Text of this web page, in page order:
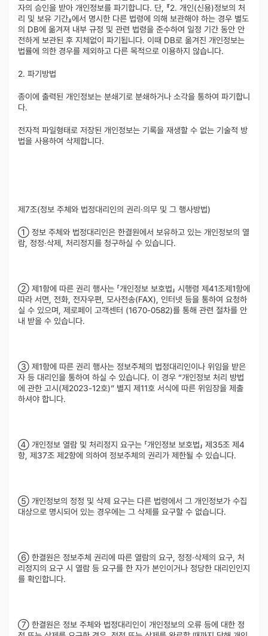
자의 승인을 받아 개인정보를 파기합니다. 단, 『2. 개인(신용)정보의 처
리 및 보유 기간』에서 명시한 다른 법령에 의해 보관해야 하는 경우 별도
의 DB에 옮겨져 내부 규정 및 관련 법령을 준수하여 일정 기간 동안 안
전하게 보관된 후 지체없이 파기됩니다. 이때 DB로 옮겨진 개인정보는
법률에 의한 경우를 제외하고 다른 목적으로 이용하지 않습니다.
2. 파기방법
종이에 출력된 개인정보는 분쇄기로 분쇄하거나 소각을 통하여 파기합니
다.
전자적 파일형태로 저장된 개인정보는 기록을 재생할 수 없는 기술적 방
법을 사용하여 삭제합니다.
제7조(정보 주체와 법정대리인의 권리·의무 및 그 행사방법)
① 정보 주체와 법정대리인은 한결원에서 보유하고 있는 개인정보의 열
람, 정정·삭제, 처리정지를 청구하실 수 있습니다.
② 제1항에 따른 권리 행사는 「개인정보 보호법」 시행령 제41조제1항에
따라 서면, 전화, 전자우편, 모사전송(FAX), 인터넷 등을 통하여 요청하
실 수 있으며, 제로페이 고객센터 (1670-0582)를 통해 관련 절차를 안
내 받을 수 있습니다.
③ 제1항에 따른 권리 행사는 정보주체의 법정대리인이나 위임을 받은
자 등 대리인을 통하여 하실 수 있습니다. 이 경우 “개인정보 처리 방법
에 관한 고시(제2023-12호)” 별지 제11호 서식에 따른 위임장을 제출
하셔야 합니다.
④ 개인정보 열람 및 처리정지 요구는 「개인정보 보호법」 제35조 제4
항, 제37조 제2항에 의하여 정보주체의 권리가 제한될 수 있습니다.
⑤ 개인정보의 정정 및 삭제 요구는 다른 법령에서 그 개인정보가 수집
대상으로 명시되어 있는 경우에는 그 삭제를 요구할 수 없습니다.
⑥ 한결원은 정보주체 권리에 따른 열람의 요구, 정정·삭제의 요구, 처
리정지의 요구 시 열람 등 요구를 한 자가 본인이거나 정당한 대리인인지
를 확인합니다.
⑦ 한결원은 정보 주체와 법정대리인이 개인정보의 오류 등에 대한 정